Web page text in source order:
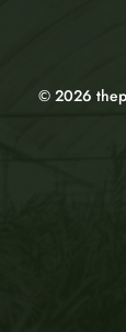
© 2026